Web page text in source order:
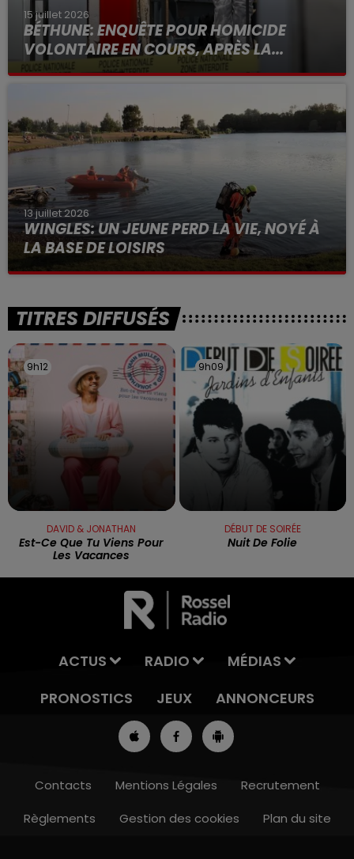
13h00 - 16h00
15 juillet 2026
BÉTHUNE: ENQUÊTE POUR HOMICIDE
VOLONTAIRE EN COURS, APRÈS LA...
Selon les premiers éléments, le logement servait
13 juillet 2026
WINGLES: UN JEUNE PERD LA VIE, NOYÉ À
LA BASE DE LOISIRS
La victime a coulé à pic
TITRES DIFFUSÉS
9h12
9h12
DAVID & JONATHAN
Est-Ce Que Tu Viens Pour
Les Vacances
9h09
9h09
DÉBUT DE SOIRÉE
Nuit De Folie
ACTUS RADIO
MÉDIAS
PRONOSTICS
JEUX ANNONCEURS
Contacts Mentions Légales
Recrutement
Règlements
Gestion des cookies Plan du site